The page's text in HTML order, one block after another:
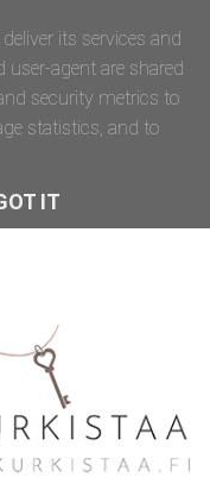
its services and
user-agent are shared
security metrics to
statistics, and to
IT